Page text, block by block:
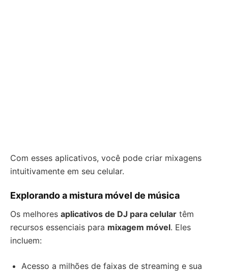
Com esses aplicativos, você pode criar mixagens
intuitivamente em seu celular.
Explorando a mistura móvel de música
Os melhores aplicativos de DJ para celular têm
recursos essenciais para mixagem móvel. Eles
incluem:
Acesso a milhões de faixas de streaming e sua